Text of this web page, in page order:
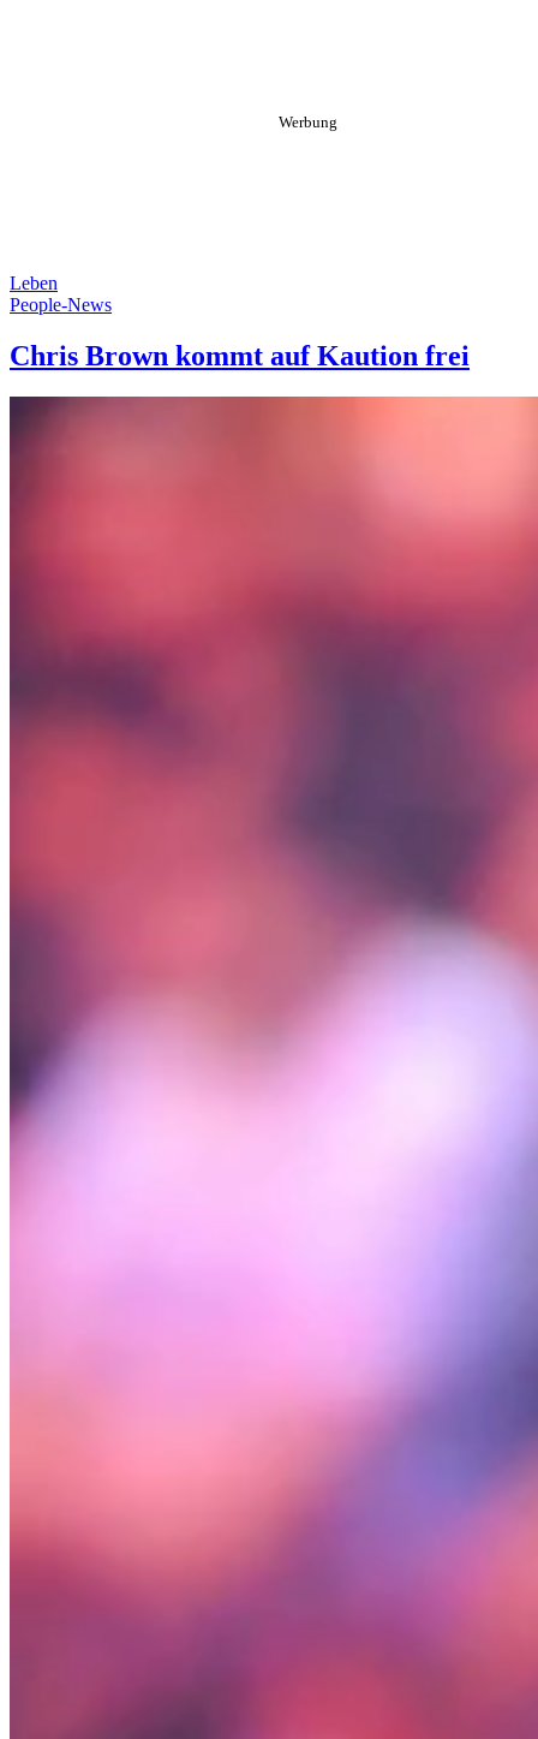
Leben
People-News
Chris Brown kommt auf Kaution frei